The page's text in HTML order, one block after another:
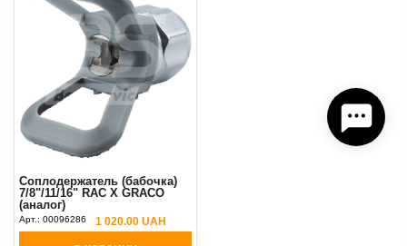
Соплодержатель (бабочка)
7/8"/11/16" RAC X GRACO
(аналог)
Арт.: 00096286 1 020.00 UAH